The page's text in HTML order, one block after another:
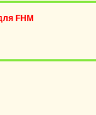
FHM